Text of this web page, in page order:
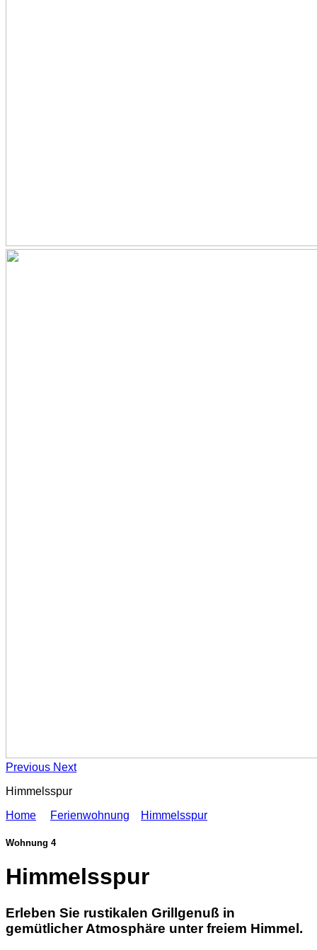
Previous Next
Himmelsspur
Home
Ferienwohnung Himmelsspur
Wohnung 4
Himmelsspur
Erleben Sie rustikalen Grillgenuß in
gemütlicher Atmosphäre unter freiem Himmel.